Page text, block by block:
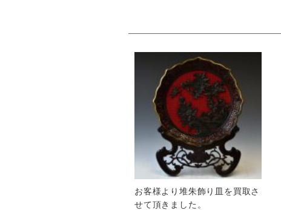
お客様より堆朱飾り皿を買取さ
せて頂きました。